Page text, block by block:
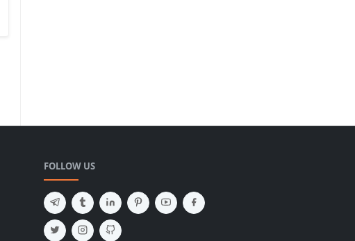
FOLLOW US